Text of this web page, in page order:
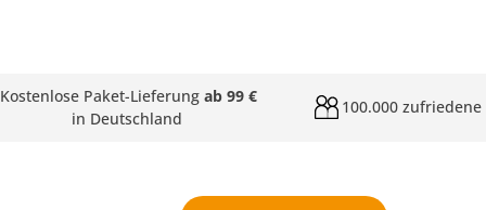
Kostenlose Paket-Lieferung ab 99 €
in Deutschland
100.000